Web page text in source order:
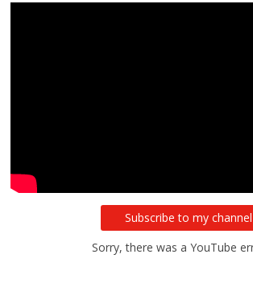
Subscribe to my channel
Sorry, there was a YouTube